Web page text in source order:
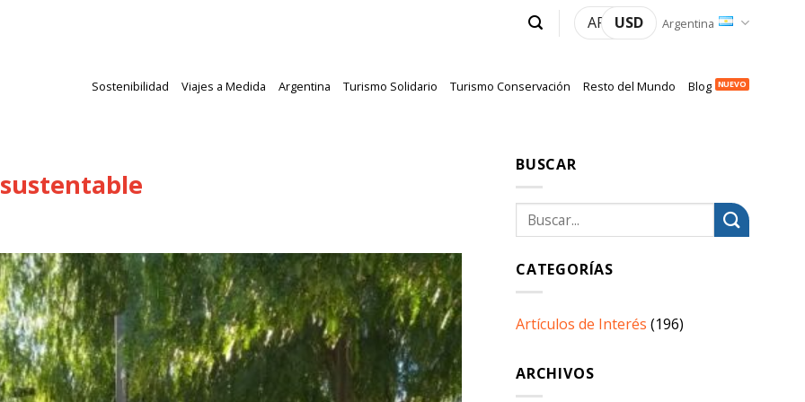
ARS USD Argentina
Sostenibilidad Viajes a Medida Argentina Turismo Solidario Turismo Conservación Resto del Mundo Blog
BUSCAR
CATEGORÍAS
Artículos de Interés (196)
ARCHIVOS